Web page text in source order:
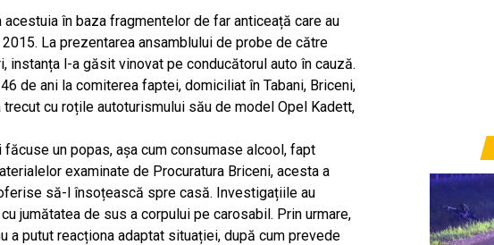
în baza fragmentelor de far anticeață care au
La prezentarea ansamblului de probe de către
instanța l-a găsit vinovat pe conducătorul auto în cauză.
de ani la comiterea faptei, domiciliat în Tabani, Briceni,
cu roțile autoturismului său de model Opel Kadett,
un popas, așa cum consumase alcool, fapt
examinate de Procuratura Briceni, acesta a
să-l însoțească spre casă. Investigațiile au
jumătatea de sus a corpului pe carosabil. Prin urmare,
a putut reacționa adaptat situației, după cum prevede